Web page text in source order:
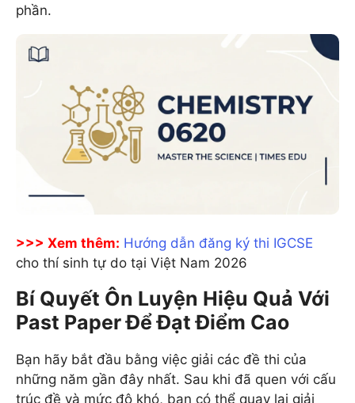
phần.
>>> Xem thêm: Hướng dẫn đăng ký thi IGCSE
cho thí sinh tự do tại Việt Nam 2026
Bí Quyết Ôn Luyện Hiệu Quả Với
Past Paper Để Đạt Điểm Cao
Bạn hãy bắt đầu bằng việc giải các đề thi của
những năm gần đây nhất. Sau khi đã quen với cấu
trúc đề và mức độ khó, bạn có thể quay lại giải